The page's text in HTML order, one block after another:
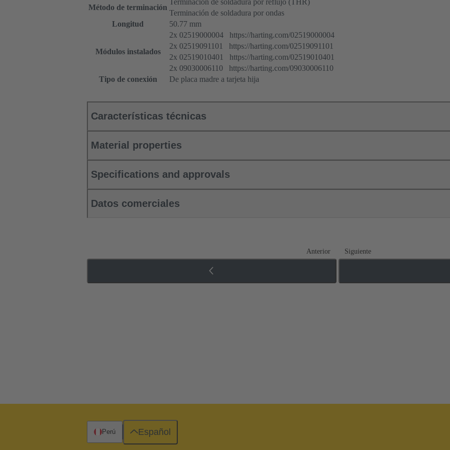
Método de terminación
Terminación de soldadura por reflujo (THR)
Terminación de soldadura por ondas
Longitud
50.77 mm
Módulos instalados
2x 02519000004 https://harting.com/02519000004
2x 02519091101 https://harting.com/02519091101
2x 02519010401 https://harting.com/02519010401
2x 09030006110 https://harting.com/09030006110
Tipo de conexión
De placa madre a tarjeta hija
Características técnicas
Material properties
Specifications and approvals
Datos comerciales
Anterior Siguiente
Perú Español